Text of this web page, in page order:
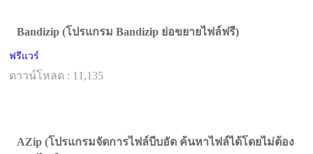
Bandizip (โปรแกรม Bandizip ย่อขยายไฟล์ฟรี)
ฟรีแวร์
ดาวน์โหลด : 11,135
AZip (โปรแกรมจัดการไฟล์บีบอัด ค้นหาไฟล์ได้โดยไม่ต้อง